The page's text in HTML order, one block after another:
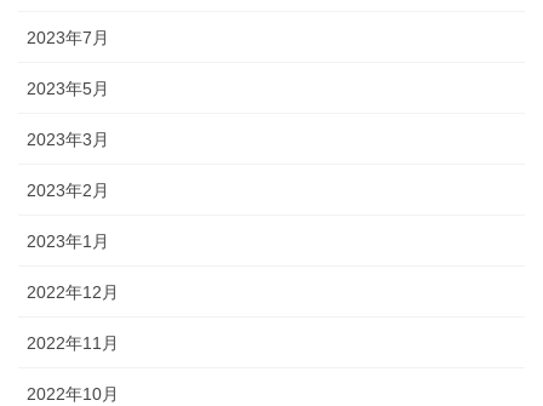
2023年7月
2023年5月
2023年3月
2023年2月
2023年1月
2022年12月
2022年11月
2022年10月